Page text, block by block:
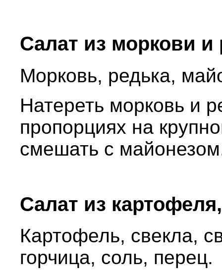
Салат из моркови и
Морковь, редька,
Натереть морковь и
пропорциях на
смешать с
Салат из
Картофель, свекла,
горчица, соль, перец.